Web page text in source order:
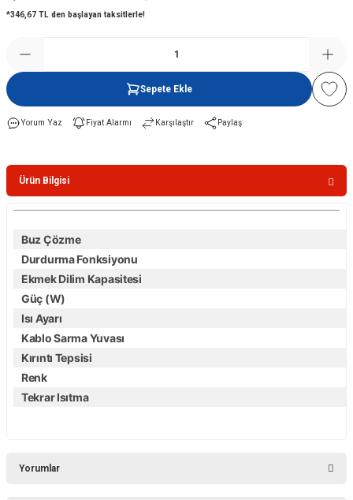
*346,67 TL den başlayan taksitlerle!
Sepete Ekle
Yorum Yaz Fiyat Alarmı Karşılaştır Paylaş
Ürün Bilgisi
Buz Çözme
Durdurma Fonksiyonu
Ekmek Dilim Kapasitesi
Güç (W)
Isı Ayarı
Kablo Sarma Yuvası
Kırıntı Tepsisi
Renk
Tekrar Isıtma
Yorumlar